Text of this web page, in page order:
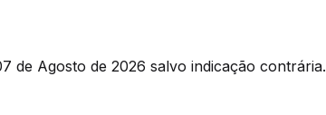
de Agosto de 2026 salvo indicação contrária.